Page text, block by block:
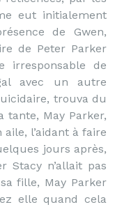
eut initialement
de Gwen,
de Peter Parker
irresponsable de
avec un autre
trouva du
tante, May Parker,
l’aidant à faire
jours après,
Stacy n’allait pas
fille, May Parker
elle quand cela